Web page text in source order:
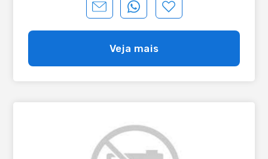
externa e interna, espaço gourmet e fitness. Confira a
descrição: - 3 amplas suítes sendo uma máster; - Amplo
Living 2 ambientes integrado com lareira; - Espaço
gourmet; - Cozinha integrada com bancada; - Deck com
lareira; - Lavabo; - Adega; - Sala de cinema; - Piso
aquecido em toda casa; - Quadra de beach tênis (vôlei ou
Automação; - Jardim com lago artificial; - Garagem para 4
nosso corretor especialista e saiba mais!
Veja mais